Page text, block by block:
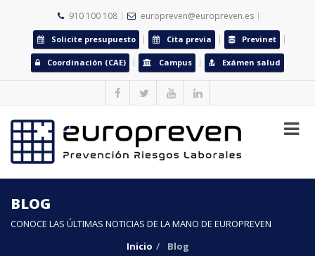
910 100 108 europreven@europreven.es
Solicite presupuesto Cita previa Previnet
Coordinación (CAE) Campus Exámen salud
BLOG
CONOCE LAS ÚLTIMAS NOTICIAS DE LA MANO DE EUROPREVEN
Inicio
Blog